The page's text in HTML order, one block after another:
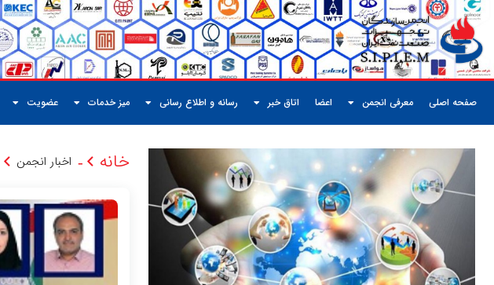
صفحه اصلی معرفی انجمن اعضا اتاق خبر رسانه و اطلاع رسانی میز خدمات عضویت
خانه - اخبار انجمن